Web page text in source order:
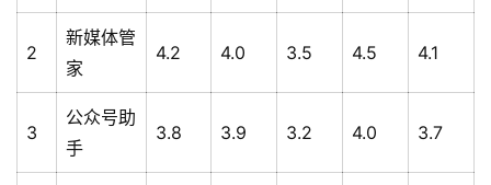
2
新媒体管
家
4.2 4.0 3.5 4.5 4.1
3
公众号助
手
3.8 3.9 3.2 4.0 3.7